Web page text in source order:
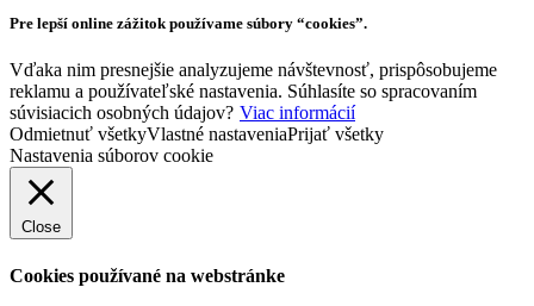
Pre lepší online zážitok používame súbory “cookies”.
Vďaka nim presnejšie analyzujeme návštevnosť, prispôsobujeme
reklamu a používateľské nastavenia. Súhlasíte so spracovaním
súvisiacich osobných údajov? Viac informácií
Odmietnuť všetkyVlastné nastaveniaPrijať všetky
Nastavenia súborov cookie
Close
Cookies používané na webstránke